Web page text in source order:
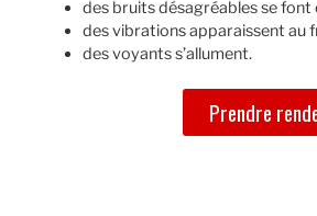
des bruits désagréables se font
des vibrations apparaissent au
des voyants s’allument.
Prendre